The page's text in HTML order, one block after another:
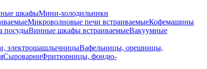
шкафыМини-холодильники
Микроволновые печи встраиваемыеКофемашины
посудыВинные шкафы встраиваемыеВакуумные
электрошашлычницыВафельницы, орешницы,
СыроварниФритюрницы, фондю-